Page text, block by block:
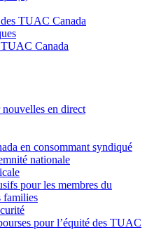
TUAC Canada
Canada
en direct
en consommant syndiqué
nationale
pour les membres du
families
pour l’équité des TUAC